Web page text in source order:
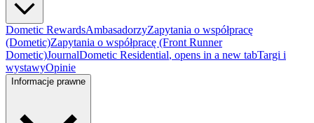
Dometic RewardsAmbasadorzyZapytania o współpracę
(Dometic)Zapytania o współpracę (Front Runner
Dometic)JournalDometic Residential, opens in a new tabTargi i
wystawyOpinie
Informacje prawne